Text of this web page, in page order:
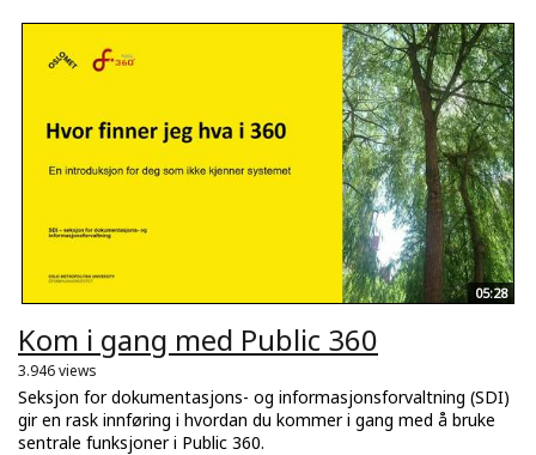
05:28
Kom i gang med Public 360
3.946 views
Seksjon for dokumentasjons- og informasjonsforvaltning (SDI)
gir en rask innføring i hvordan du kommer i gang med å bruke
sentrale funksjoner i Public 360.